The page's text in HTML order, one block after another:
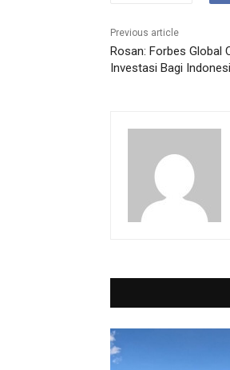
Previous article
Rosan: Forbes Global
Investasi Bagi